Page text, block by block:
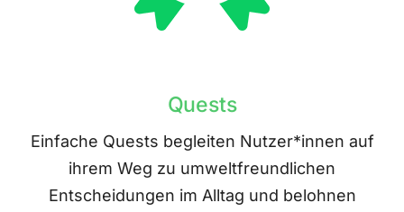
Quests
Einfache Quests begleiten Nutzer*innen auf
ihrem Weg zu umweltfreundlichen
Entscheidungen im Alltag und belohnen